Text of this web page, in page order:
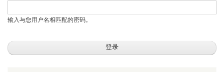
输入与您用户名相匹配的密码。